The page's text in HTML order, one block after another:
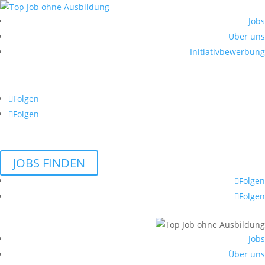
Jobs
Über uns
Initiativbewerbung
Folgen
Folgen
JOBS FINDEN
Folgen
Folgen
Jobs
Über uns